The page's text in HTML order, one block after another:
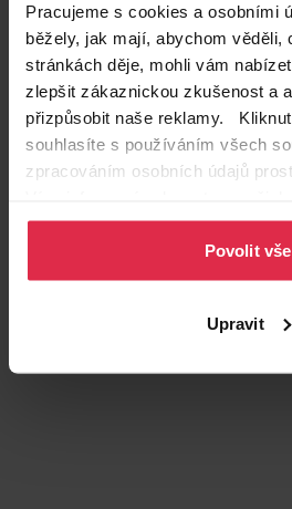
Pracujeme s cookies a osobními
běžely, jak mají, abychom věděli,
stránkách děje, mohli vám
zlepšit zákaznickou zkušenost a
přizpůsobit naše reklamy.
souhlasíte s používáním všech
zpracováním osobních údajů
osobních údajů.
Povolit vše
Upravit